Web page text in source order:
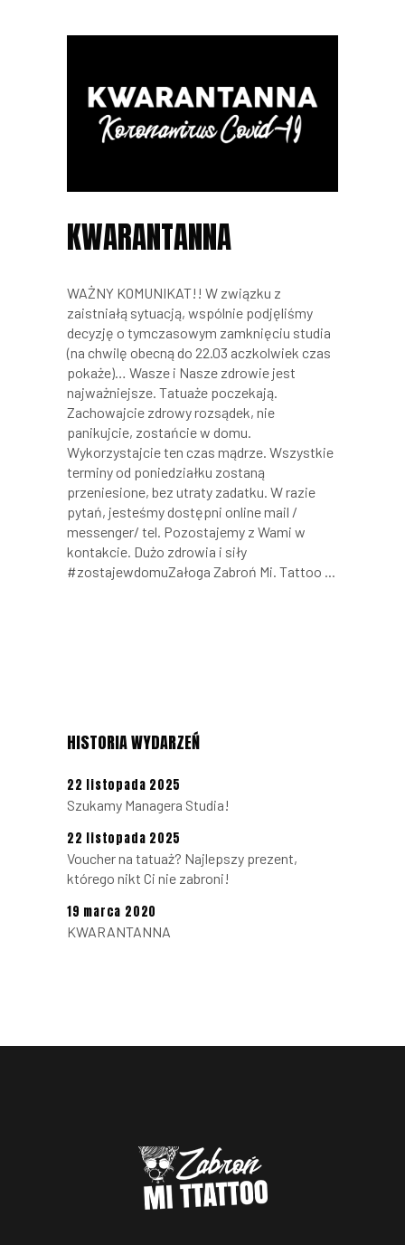
KWARANTANNA
WAŻNY KOMUNIKAT!! W związku z
zaistniałą sytuacją, wspólnie podjęliśmy
decyzję o tymczasowym zamknięciu studia
(na chwilę obecną do 22.03 aczkolwiek czas
pokaże)… Wasze i Nasze zdrowie jest
najważniejsze. Tatuaże poczekają.
Zachowajcie zdrowy rozsądek, nie
panikujcie, zostańcie w domu.
Wykorzystajcie ten czas mądrze. Wszystkie
terminy od poniedziałku zostaną
przeniesione, bez utraty zadatku. W razie
pytań, jesteśmy dostępni online mail /
messenger/ tel. Pozostajemy z Wami w
kontakcie. Dużo zdrowia i siły
#zostajewdomuZałoga Zabroń Mi. Tattoo
HISTORIA WYDARZEŃ
22 listopada 2025
Szukamy Managera Studia!
22 listopada 2025
Voucher na tatuaż? Najlepszy prezent,
którego nikt Ci nie zabroni!
19 marca 2020
KWARANTANNA